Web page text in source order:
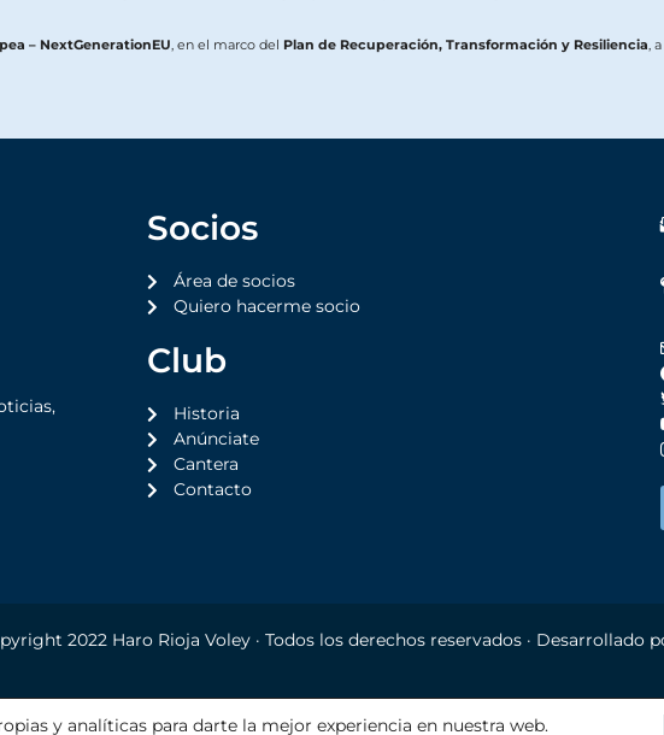
– NextGenerationEU, en el marco del Plan de Recuperación, Transformación y Resiliencia,
Socios
Área de socios
Quiero hacerme socio
Club
Historia
Anúnciate
Cantera
Contacto
2022 Haro Rioja Voley· Todos los derechos reservados · Desarrollado
AVISO LEGAL POLÍTICA DE PRIVACIDAD POLÍTICA DE COOKIES
y analíticas para darte la mejor experiencia en nuestra web.